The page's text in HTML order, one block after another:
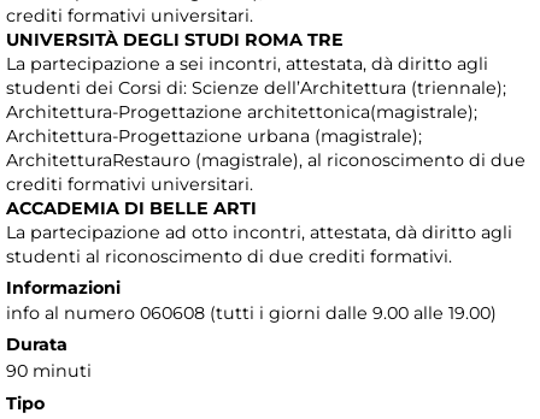
crediti formativi universitari.
UNIVERSITÀ DEGLI STUDI ROMA TRE
La partecipazione a sei incontri, attestata, dà diritto agli
studenti dei Corsi di: Scienze dell’Architettura (triennale);
Architettura-Progettazione architettonica(magistrale);
Architettura-Progettazione urbana (magistrale);
ArchitetturaRestauro (magistrale), al riconoscimento di due
crediti formativi universitari.
ACCADEMIA DI BELLE ARTI
La partecipazione ad otto incontri, attestata, dà diritto agli
studenti al riconoscimento di due crediti formativi.
Informazioni
info al numero 060608 (tutti i giorni dalle 9.00 alle 19.00)
Durata
90 minuti
Tipo